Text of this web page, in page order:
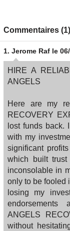
Commentaires (1)
1. Jerome Raf le
HIRE A
ANGELS
Here are my
RECOVERY
lost funds back.
with my
significant
which built
inconsolable in
only to be fooled
losing my
ANGELS
without